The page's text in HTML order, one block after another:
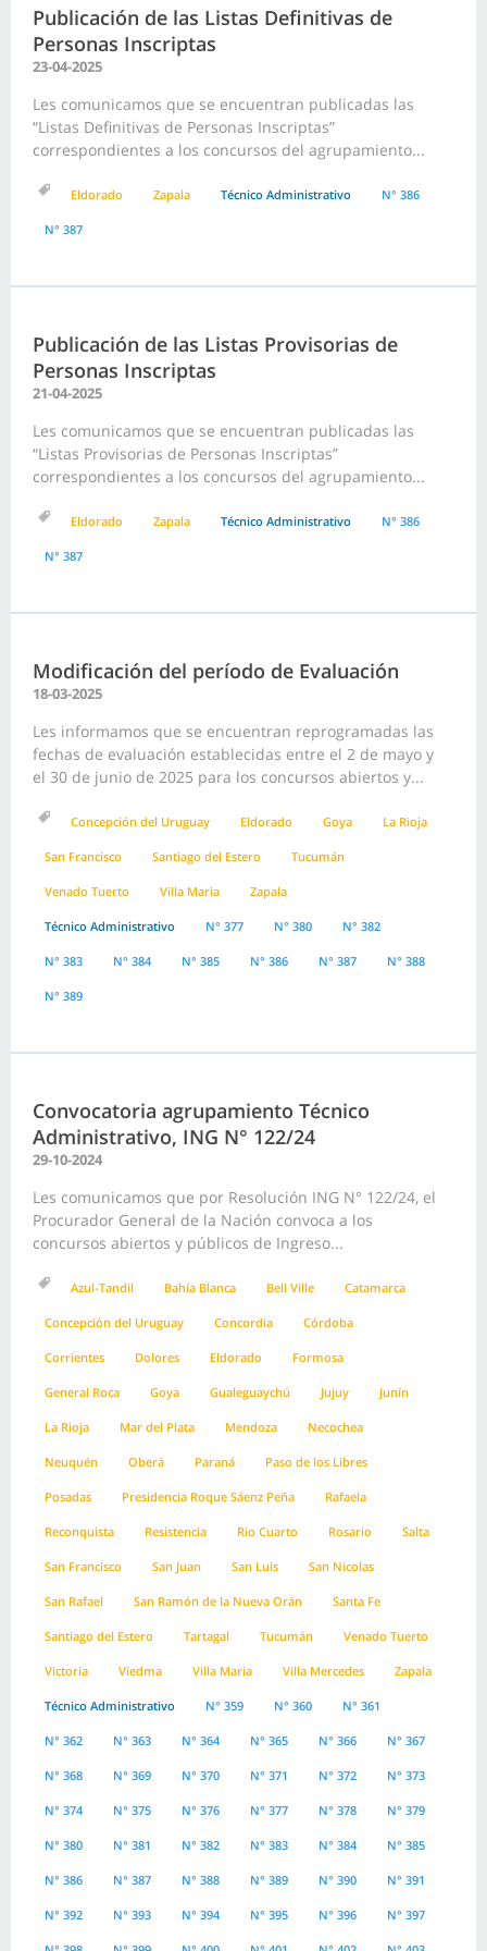
Publicación de las Listas Definitivas de
Personas Inscriptas
23-04-2025
Les comunicamos que se encuentran publicadas las
“Listas Definitivas de Personas Inscriptas”
correspondientes a los concursos del agrupamiento...
Eldorado Zapala Técnico Administrativo N° 386
N° 387
Publicación de las Listas Provisorias de
Personas Inscriptas
21-04-2025
Les comunicamos que se encuentran publicadas las
“Listas Provisorias de Personas Inscriptas”
correspondientes a los concursos del agrupamiento...
Eldorado Zapala Técnico Administrativo N° 386
N° 387
Modificación del período de Evaluación
18-03-2025
Les informamos que se encuentran reprogramadas las
fechas de evaluación establecidas entre el 2 de mayo y
el 30 de junio de 2025 para los concursos abiertos y...
Concepción del Uruguay Eldorado Goya La Rioja
San Francisco Santiago del Estero Tucumán
Venado Tuerto Villa Maria Zapala
Técnico Administrativo N° 377 N° 380 N° 382
N° 383 N° 384 N° 385 N° 386 N° 387 N° 388
N° 389
Convocatoria agrupamiento Técnico
Administrativo, ING N° 122/24
29-10-2024
Les comunicamos que por Resolución ING N° 122/24, el
Procurador General de la Nación convoca a los
concursos abiertos y públicos de Ingreso...
Azul-Tandil Bahía Blanca Bell Ville Catamarca
Concepción del Uruguay Concordia Córdoba
Corrientes Dolores Eldorado Formosa
General Roca Goya Gualeguaychú Jujuy Junín
La Rioja Mar del Plata Mendoza Necochea
Neuquén Oberá Paraná Paso de los Libres
Posadas Presidencia Roque Sáenz Peña Rafaela
Reconquista Resistencia Rio Cuarto Rosario Salta
San Francisco San Juan San Luis San Nicolas
San Rafael San Ramón de la Nueva Orán Santa Fe
Santiago del Estero Tartagal Tucumán Venado Tuerto
Victoria Viedma Villa Maria Villa Mercedes Zapala
Técnico Administrativo N° 359 N° 360 N° 361
N° 362 N° 363 N° 364 N° 365 N° 366 N° 367
N° 368 N° 369 N° 370 N° 371 N° 372 N° 373
N° 374 N° 375 N° 376 N° 377 N° 378 N° 379
N° 380 N° 381 N° 382 N° 383 N° 384 N° 385
N° 386 N° 387 N° 388 N° 389 N° 390 N° 391
N° 392 N° 393 N° 394 N° 395 N° 396 N° 397